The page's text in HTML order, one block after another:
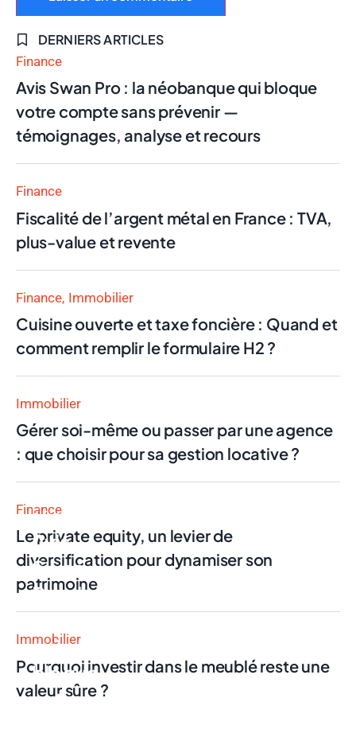
DERNIERS ARTICLES
Finance
Avis Swan Pro : la néobanque qui bloque
votre compte sans prévenir —
témoignages, analyse et recours
Finance
Fiscalité de l’argent métal en France : TVA,
plus-value et revente
Finance Immobilier
Cuisine ouverte et taxe foncière : Quand et
comment remplir le formulaire H2 ?
Immobilier
Gérer soi-même ou passer par une agence
: que choisir pour sa gestion locative ?
Finance
Le private equity, un levier de
diversification pour dynamiser son
patrimoine
Immobilier
Pourquoi investir dans le meublé reste une
valeur sûre ?
Finance
Avis
Swan
Pro : la
néobanque
qui
bloque
votre